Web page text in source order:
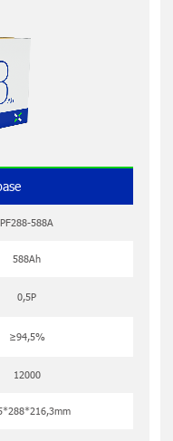
PF288-588A
588Ah
0,5P
≥94,5%
12000